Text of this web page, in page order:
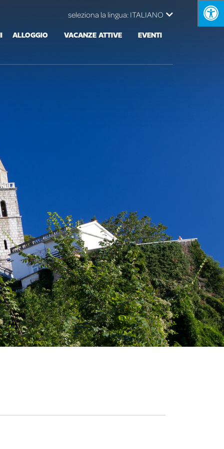
ALLOGGIO VACANZE ATTIVE EVENTI
seleziona la lingua:ITALIANO